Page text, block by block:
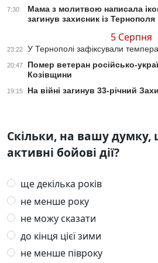
7:30
Мама з молитвою написала
загинув захисник із Тернополя
5 Серпня
23:22 У Тернополі зафіксували
20:47
Помер ветеран російсько-
Козівщини
19:15 На війні загинув 33-річний
Скільки, на вашу
активні бойові дії?
ще декілька років
не менше року
не можу сказати
до кінця цієї зими
не менше півроку